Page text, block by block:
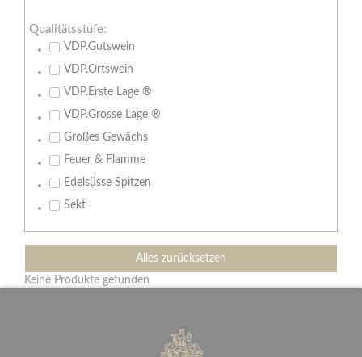
Qualitätsstufe:
VDP.Gutswein
VDP.Ortswein
VDP.Erste Lage ®
VDP.Grosse Lage ®
Großes Gewächs
Feuer & Flamme
Edelsüsse Spitzen
Sekt
Alles zurücksetzen
Keine Produkte gefunden